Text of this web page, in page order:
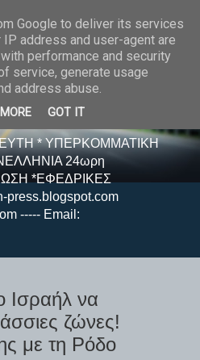
E S S -
* ΥΠΕΡΚΟΜΜΑΤΙΚΗ
24ωρη
*ΕΦΕΔΡΙΚΕΣ
press.blogspot.com
----- Email:
Ισραήλ να
ζώνες!
με τη Ρόδο
Google to deliver its services
IP address and user-agent are
performance and security
service, generate usage
address abuse.
GOT IT